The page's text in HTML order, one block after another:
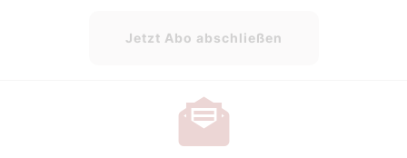
Jetzt Abo abschließen